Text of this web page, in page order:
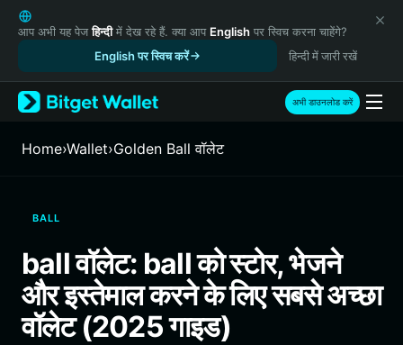
English
日本語
Русский
Español (Latinoamérica)
Türkçe
Italiano
繁體中文
Português (Portugal)
Bahasa Indonesia
ภาษาไทย
आप अभी यह पेजहिन्दीमें देख रहे हैं. क्या आप English पर स्विच करना चाहेंगे?
English पर स्विच करें
हिन्दी में जारी रखें
अभी डाउनलोड करें
Home›Wallet›Golden Ball वॉलेट
BALL
ball वॉलेट: ball को स्टोर, भेजने
और इस्तेमाल करने के लिए सबसे अच्छा
वॉलेट (2025 गाइड)